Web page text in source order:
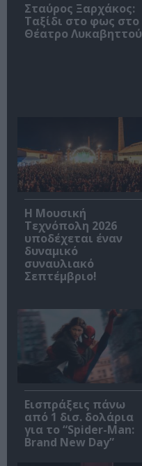
Σταύρος Ξαρχάκος:
Ταξίδι στο φως στο
Θέατρο Λυκαβηττού
Η Μουσική
Τεχνόπολη 2026
υποδέχεται έναν
δυναμικό
συναυλιακό
Σεπτέμβριο!
Εισπράξεις πάνω
από 1 δισ. δολάρια
για το “Spider-Man:
Brand New Day”